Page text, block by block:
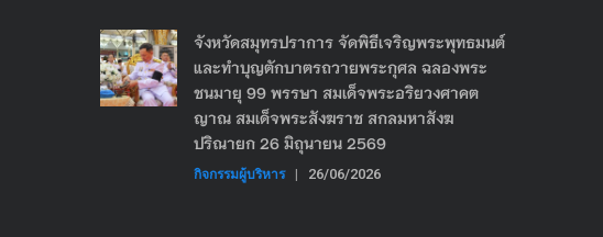
จังหวัดสมุทรปราการ จัดพิธีเจริญพระพุทธมนต์
และทำบุญตักบาตรถวายพระกุศล ฉลองพระ
ชนมายุ 99 พรรษา สมเด็จพระอริยวงศาคต
ญาณ สมเด็จพระสังฆราช สกลมหาสังฆ
ปริณายก 26 มิถุนายน 2569
กิจกรรมผู้บริหาร | 26/06/2026